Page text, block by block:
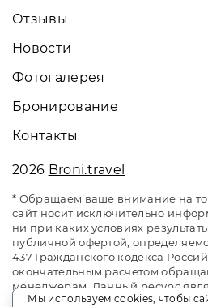
Отзывы
Новости
Фотогалерея
Бронирование
Контакты
2026 Broni.travel
* Обращаем ваше внимание на
сайт носит исключительно
ни при каких условиях
публичной офертой,
437 Гражданского кодекса
окончательным расчетом
менеджерам. Данный ресурс
сайтом сервиса бронирования
Мы используем cookies, чтобы